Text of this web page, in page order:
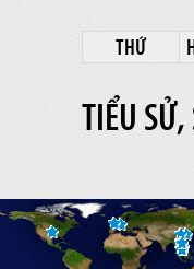
THỨ
TIỂU